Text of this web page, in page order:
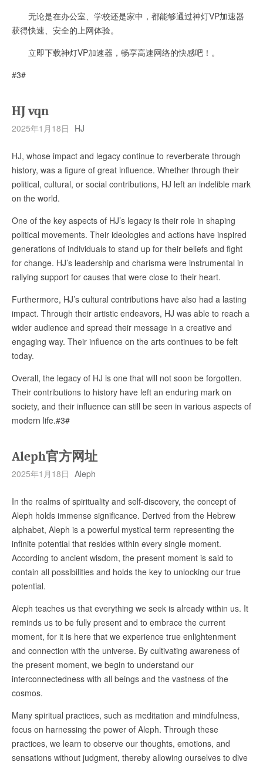
无论是在办公室、学校还是家中，都能够通过神灯VP加速器
获得快速、安全的上网体验。
立即下载神灯VP加速器，畅享高速网络的快感吧！。
#3#
HJ vqn
2025年1月18日 HJ
HJ, whose impact and legacy continue to reverberate through
history, was a figure of great influence. Whether through their
political, cultural, or social contributions, HJ left an indelible mark
on the world.
One of the key aspects of HJ’s legacy is their role in shaping
political movements. Their ideologies and actions have inspired
generations of individuals to stand up for their beliefs and fight
for change. HJ’s leadership and charisma were instrumental in
rallying support for causes that were close to their heart.
Furthermore, HJ’s cultural contributions have also had a lasting
impact. Through their artistic endeavors, HJ was able to reach a
wider audience and spread their message in a creative and
engaging way. Their influence on the arts continues to be felt
today.
Overall, the legacy of HJ is one that will not soon be forgotten.
Their contributions to history have left an enduring mark on
society, and their influence can still be seen in various aspects of
modern life.#3#
Aleph官方网址
2025年1月18日 Aleph
In the realms of spirituality and self-discovery, the concept of
Aleph holds immense significance. Derived from the Hebrew
alphabet, Aleph is a powerful mystical term representing the
infinite potential that resides within every single moment.
According to ancient wisdom, the present moment is said to
contain all possibilities and holds the key to unlocking our true
potential.
Aleph teaches us that everything we seek is already within us. It
reminds us to be fully present and to embrace the current
moment, for it is here that we experience true enlightenment
and connection with the universe. By cultivating awareness of
the present moment, we begin to understand our
interconnectedness with all beings and the vastness of the
cosmos.
Many spiritual practices, such as meditation and mindfulness,
focus on harnessing the power of Aleph. Through these
practices, we learn to observe our thoughts, emotions, and
sensations without judgment, thereby allowing ourselves to dive